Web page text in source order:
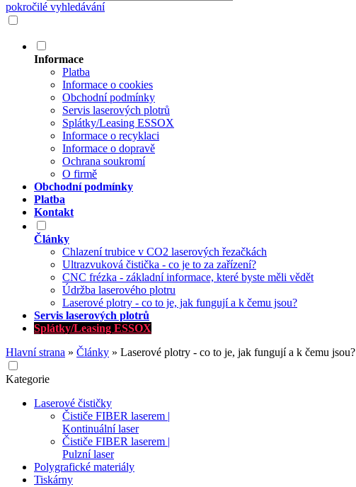
pokročilé vyhledávání
Informace
Platba
Informace o cookies
Obchodní podmínky
Servis laserových plotrů
Splátky/Leasing ESSOX
Informace o recyklaci
Informace o dopravě
Ochrana soukromí
O firmě
Obchodní podmínky
Platba
Kontakt
Články
Chlazení trubice v CO2 laserových řezačkách
Ultrazvuková čistička - co je to za zařízení?
CNC frézka - základní informace, které byste měli vědět
Údržba laserového plotru
Laserové plotry - co to je, jak fungují a k čemu jsou?
Servis laserových plotrů
Splátky/Leasing ESSOX
Hlavní strana » Články » Laserové plotry - co to je, jak fungují a k čemu jsou?
Kategorie
Laserové čističky
Čističe FIBER laserem |
Kontinuální laser
Čističe FIBER laserem |
Pulzní laser
Polygrafické materiály
Tiskárny